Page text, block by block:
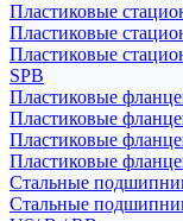
Пластиковые
Пластиковые
Пластиковые
SPB
Пластиковые
Пластиковые
Пластиковые
Пластиковые
Стальные
Стальные